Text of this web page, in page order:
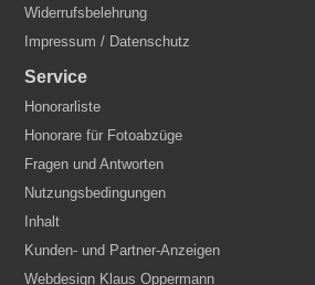
Widerrufsbelehrung
Impressum / Datenschutz
Service
Honorarliste
Honorare für Fotoabzüge
Fragen und Antworten
Nutzungsbedingungen
Inhalt
Kunden- und Partner-Anzeigen
Webdesign Klaus Oppermann